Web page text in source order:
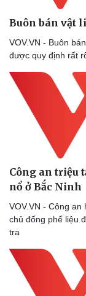
Doanh nghiệp
Thông tin doanh
Doanh nghiệp 24h
Doanh nhân
Vì cộng đồng
Buôn bán vật
VOV.VN - Buôn
được quy định rất
Công an triệu
nổ ở Bắc Ninh
VOV.VN - Công
chủ đống phế liệu
tra